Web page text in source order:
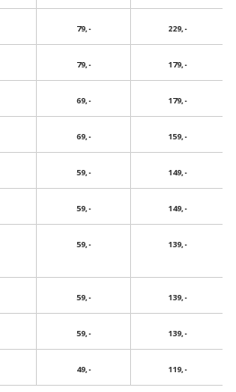
79,- 229,-
79,- 179,-
69,- 179,-
69,- 159,-
59,- 149,-
59,- 149,-
59,- 139,-
59,- 139,-
59,- 139,-
49,- 119,-